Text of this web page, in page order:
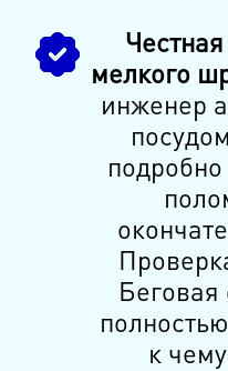
мелкого
инженер
Беговая
к